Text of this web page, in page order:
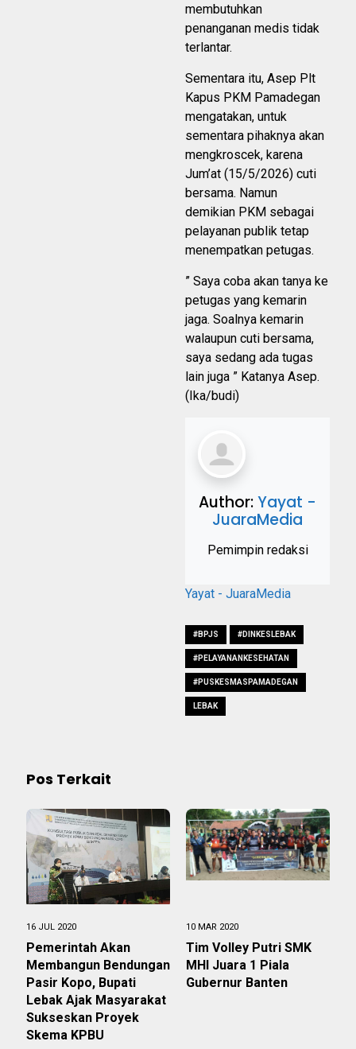
membutuhkan
penanganan medis tidak
terlantar.
Sementara itu, Asep Plt
Kapus PKM Pamadegan
mengatakan, untuk
sementara pihaknya akan
mengkroscek, karena
Jum’at (15/5/2026) cuti
bersama. Namun
demikian PKM sebagai
pelayanan publik tetap
menempatkan petugas.
” Saya coba akan tanya ke
petugas yang kemarin
jaga. Soalnya kemarin
walaupun cuti bersama,
saya sedang ada tugas
lain juga ” Katanya Asep.
(Ika/budi)
Author:Yayat -
JuaraMedia
Pemimpin redaksi
Yayat - JuaraMedia
#BPJS #DINKESLEBAK
#PELAYANANKESEHATAN
#PUSKESMASPAMADEGAN
LEBAK
Pos Terkait
16 JUL 2020
Pemerintah Akan
Membangun Bendungan
Pasir Kopo, Bupati
Lebak Ajak Masyarakat
Sukseskan Proyek
Skema KPBU
10 MAR 2020
Tim Volley Putri SMK
MHI Juara 1 Piala
Gubernur Banten